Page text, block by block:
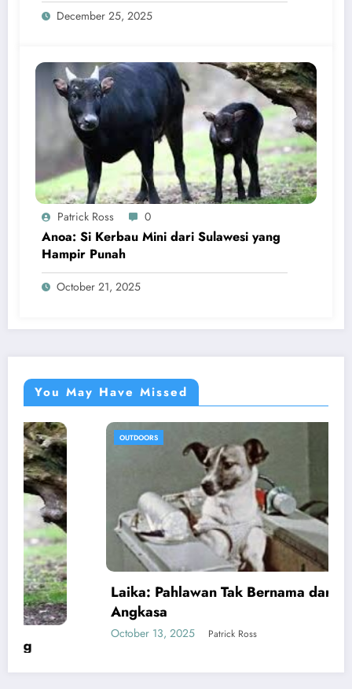
December 25, 2025
Patrick Ross 0
Anoa: Si Kerbau Mini dari Sulawesi yang
Hampir Punah
October 21, 2025
You May Have Missed
OUTDOORS
Laika: Pahlawan Tak Bernama dari Luar
Angkasa
October 13, 2025 Patrick Ross